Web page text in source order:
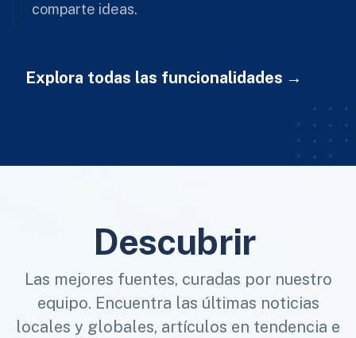
comparte ideas.
Explora todas las funcionalidades
Descubrir
Las mejores fuentes, curadas por nuestro
equipo. Encuentra las últimas noticias
locales y globales, artículos en tendencia e